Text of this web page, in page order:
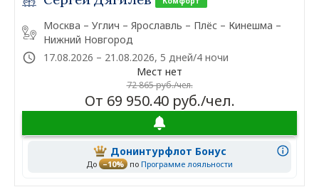
Москва – Углич – Ярославль – Плёс – Кинешма –
Нижний Новгород
17.08.2026 – 21.08.2026, 5 дней/4 ночи
Мест нет
72 865 руб./чел.
От 69 950.40 руб./чел.
Донинтурфлот Бонус
До –10% по Программе лояльности